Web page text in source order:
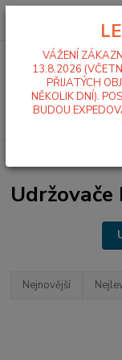
Nejnovější
VÁŽENÍ
13.8.2026
PŘIJATÝCH
NĚKOLIK DNÍ).
BUDOU